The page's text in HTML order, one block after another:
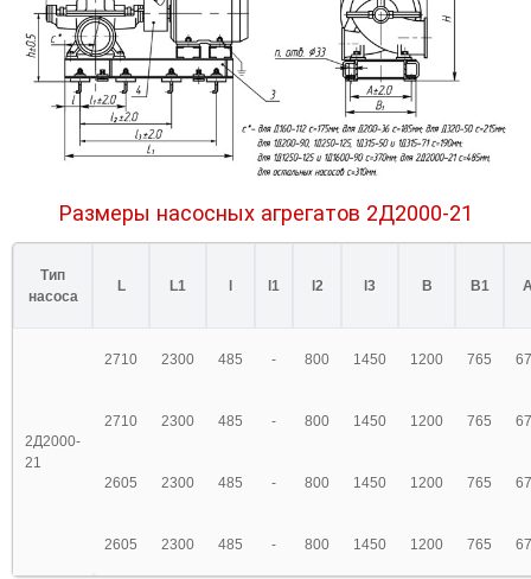
Размеры насосных агрегатов 2Д2000-21
Тип
насоса
L L1 l1 l2 l3 B B1
2Д2000-
21
2710 2300 485 - 800 1450 1200 765
2710 2300 485 - 800 1450 1200 765
2605 2300 485 - 800 1450 1200 765
2605 2300 485 - 800 1450 1200 765